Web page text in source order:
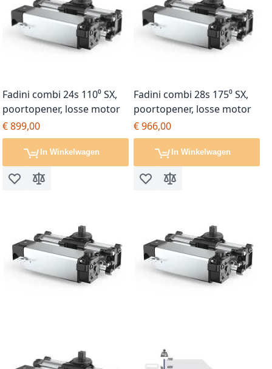
Fadini combi 24s 110⁰ SX,
poortopener, losse motor
€ 899,00
In Winkelwagen
Voeg toe aan verlanglijst
Toevoegen om te vergelijken
Fadini combi 28s 175⁰ SX,
poortopener, losse motor
€ 966,00
In Winkelwagen
Voeg toe aan verlanglijst
Toevoegen om te